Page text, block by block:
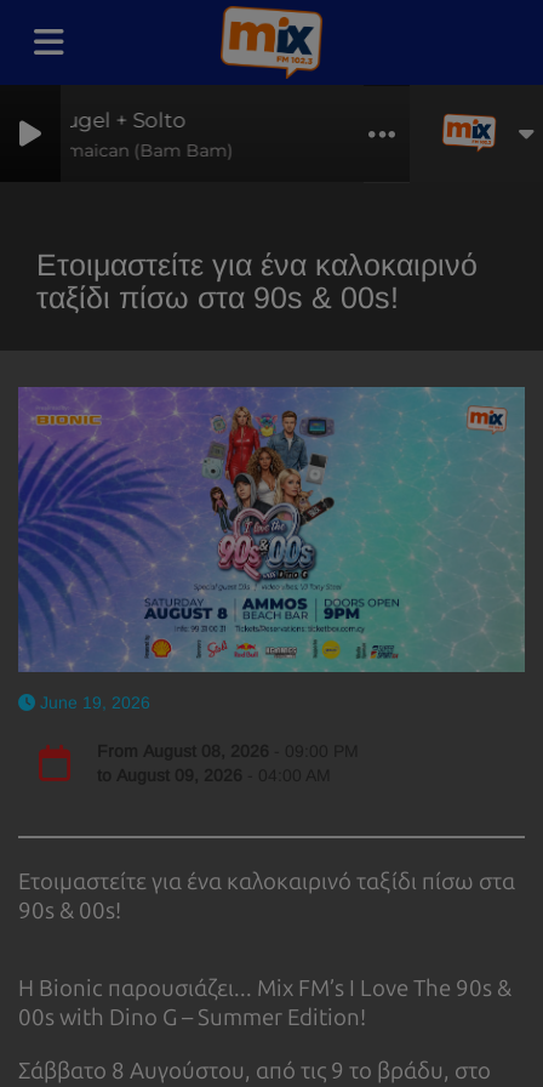
Hugel + Solto
Jamaican (Bam Bam)
Ετοιμαστείτε για ένα καλοκαιρινό
ταξίδι πίσω στα 90s & 00s!
June 19, 2026
Ετοιμαστείτε για ένα καλοκαιρινό ταξίδι πίσω στα
90s & 00s!
Η Bionic παρουσιάζει... Mix FM’s I Love The 90s &
00s with Dino G – Summer Edition!
Σάββατο 8 Αυγούστου, από τις 9 το βράδυ, στο